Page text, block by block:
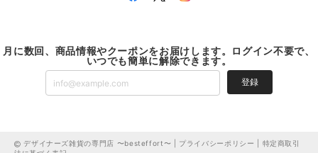
月に数回、商品情報やクーポンをお届けします。ログイン不要で、
いつでも簡単に解除できます。
登録
デザイナーズ雑貨の専門店 〜besteffort〜 | プライバシーポリシー
特定商取引